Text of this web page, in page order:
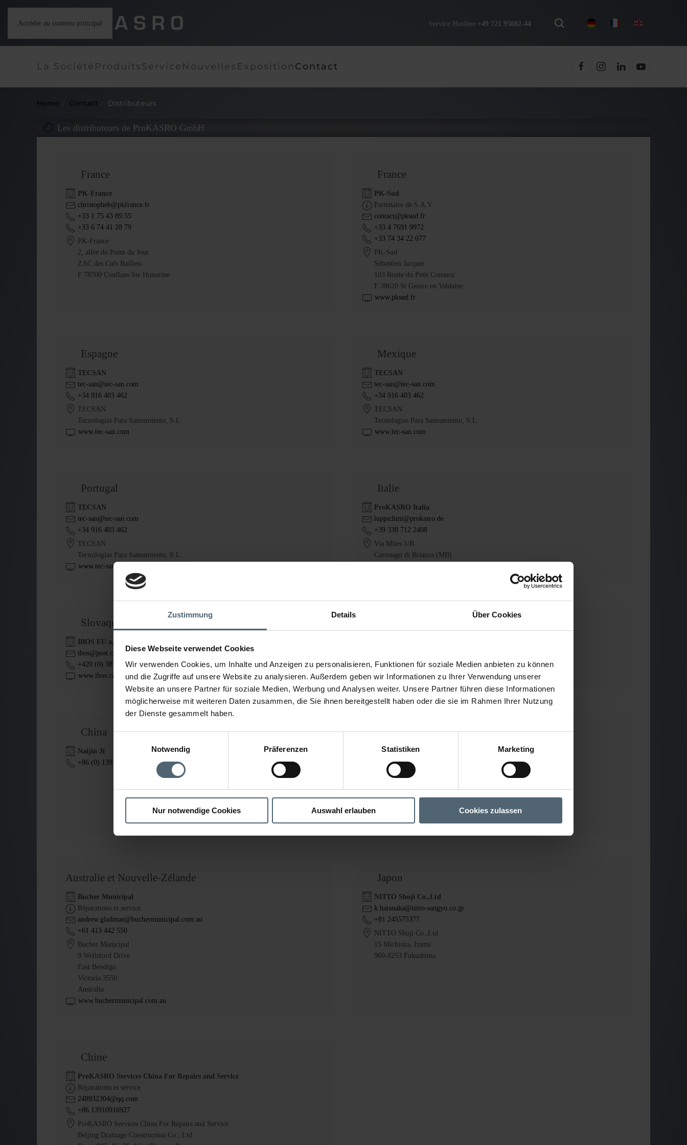
Zustimmung Details Über Cookies
Diese Webseite verwendet Cookies
Wir verwenden Cookies, um Inhalte und Anzeigen zu personalisieren, Funktionen für soziale Medien anbieten zu können
und die Zugriffe auf unsere Website zu analysieren. Außerdem geben wir Informationen zu Ihrer Verwendung unserer
Website an unsere Partner für soziale Medien, Werbung und Analysen weiter. Unsere Partner führen diese Informationen
möglicherweise mit weiteren Daten zusammen, die Sie ihnen bereitgestellt haben oder die sie im Rahmen Ihrer Nutzung
der Dienste gesammelt haben.
Notwendig
Präferenzen Statistiken Marketing
Nur notwendige Cookies Auswahl erlauben Cookies zulassen
Accéder au contenu principal Service Hotline +49 721 95082-44
La Société ProduitsService Nouvelles Exposition Contact
Home Contact Distributeurs
Les distributeurs de ProKASRO GmbH
France
PK-France
christopheb@pkfrance.fr
+33 1 75 43 89 55
+33 6 74 41 28 79
PK-France
2, allée du Point du Jour
ZAC des Culs Baillets
F 78700 Conflans Ste Honorine
France
PK-Sud
Partenaire de S.A.V.
contact@pksud.fr
+33 4 7691 9972
+33 74 34 22 077
PK-Sud
Sébastien Jacquet
103 Route du Petit Consuoz
F 38620 St Geoire en Valdaine
www.pksud.fr
Espagne
TECSAN
tec-san@tec-san.com
+34 916 403 462
TECSAN
Tecnologias Para Saneamiento, S.L.
www.tec-san.com
Mexique
TECSAN
tec-san@tec-san.com
+34 916 403 462
TECSAN
Tecnologias Para Saneamiento, S.L.
www.tec-san.com
Portugal
TECSAN
tec-san@tec-san.com
+34 916 403 462
TECSAN
Tecnologias Para Saneamiento, S.L.
www.tec-san.com
Italie
ProKASRO Italia
luppichini@prokasro.de
+39 338 712 2408
Via Miles 1/B
Cavenago di Brianza (MB)
Slovaquie
IBOS EU a.s.
ibos@post.cz
+420 (0) 387 310 227
www.ibos.cz
+420 (0) 387 310 227
www.ibos.cz
China
Naijin Ji
+86 (0) 139 3416 7500
Afrique du Sud
Bodotex South Africa
leslie@bodotex.co.za
+45 7640 8999
Bodotex Composites Pty (Ltd)
P.O.Box 677
6312 St Francis Bay
www.bodotex.dk
Australie et Nouvelle-Zélande
Bucher Municipal
Réparations et service
andrew.gladman@buchermunicipal.com.au
+61 413 442 550
Bucher Municipal
9 Wellsford Drive
East Bendigo
Victoria 3550
Australia
www.buchermunicipal.com.au
Japon
NITTO Shoji Co.,Ltd
k.hatanaka@nitto-sangyo.co.jp
+81 245575377
NITTO Shoji Co.,Ltd
15 Michisita, Izumi
960-8253 Fukushima
Chine
ProKASRO Services China For Repairs and Service
Réparations et service
248932304@qq.com
+86 13910916927
ProKASRO Services China For Repairs and Service
Beijing Drainage Construction Co., Ltd